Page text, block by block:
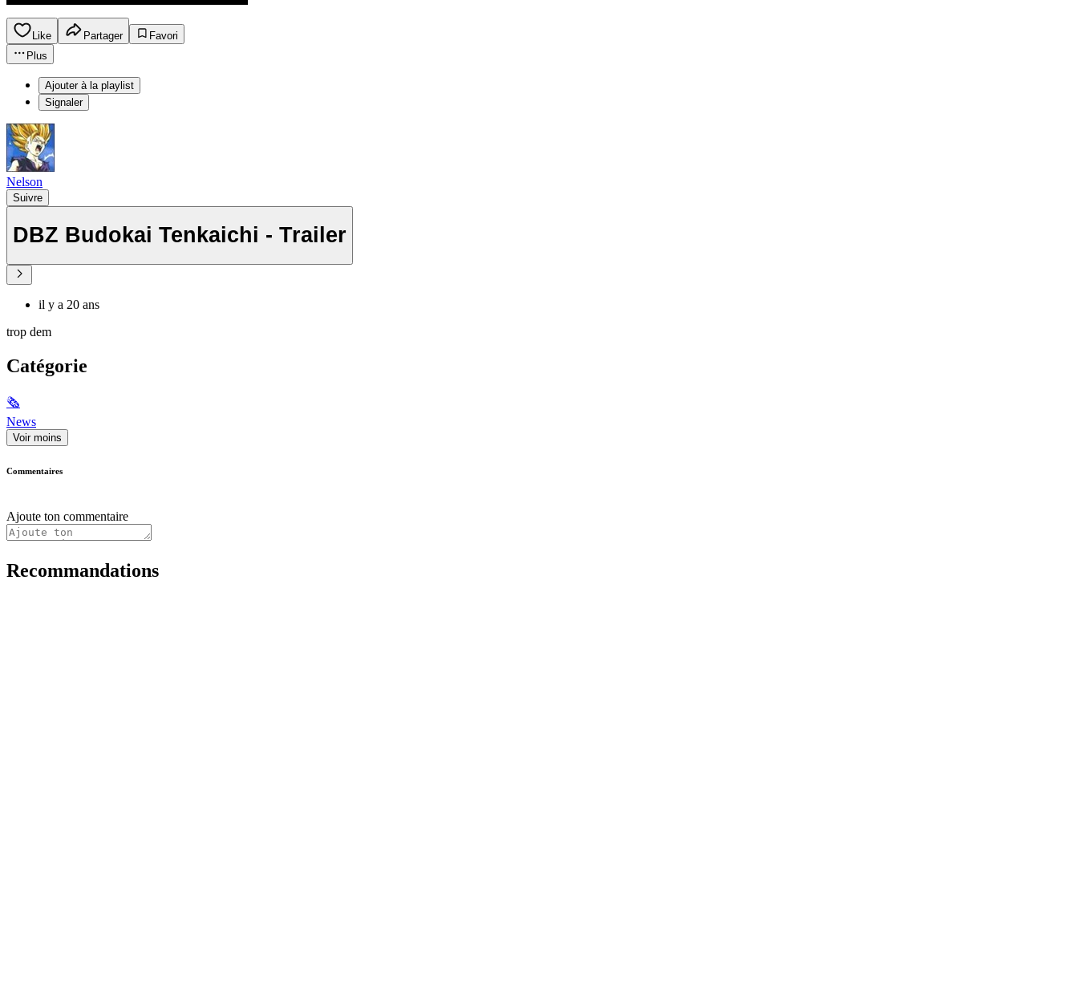
Like Partager
Favori
Plus
Ajouter à la playlist
Signaler
Nelson
Suivre
DBZ Budokai Tenkaichi - Trailer
il y a 20 ans
trop dem
Catégorie
🗞
News
Voir moins
Commentaires
Ajoute ton commentaire
Recommandations